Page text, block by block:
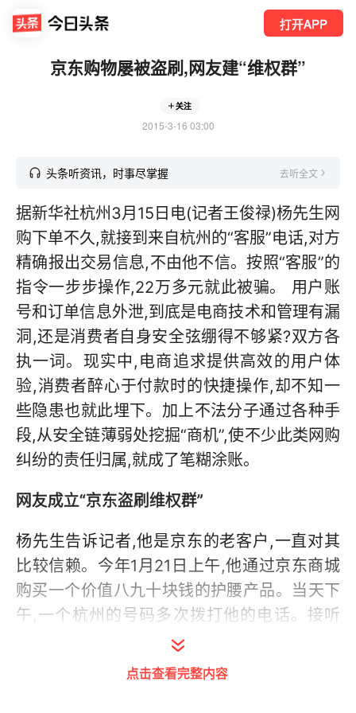
打开APP
京东购物屡被盗刷,网友建“维权群”
关注
2015-3-16 03:00
头条听资讯，时事尽掌握 去听全文
据新华社杭州3月15日电(记者王俊禄)杨先生网
购下单不久,就接到来自杭州的“客服”电话,对方
精确报出交易信息,不由他不信。按照“客服”的
指令一步步操作,22万多元就此被骗。 用户账
号和订单信息外泄,到底是电商技术和管理有漏
洞,还是消费者自身安全弦绷得不够紧?双方各
执一词。现实中,电商追求提供高效的用户体
验,消费者醉心于付款时的快捷操作,却不知一
些隐患也就此埋下。加上不法分子通过各种手
段,从安全链薄弱处挖掘“商机”,使不少此类网购
纠纷的责任归属,就成了笔糊涂账。
网友成立“京东盗刷维权群”
杨先生告诉记者,他是京东的老客户,一直对其
比较信赖。今年1月21日上午,他通过京东商城
购买一个价值八九十块钱的护腰产品。当天下
午,一个杭州的号码多次拨打他的电话。接听
后,对方自称是京东商家客服,说“由于系统维护
升级,订单无效,需退款”。同时,对方将杨先生所
点击查看完整内容